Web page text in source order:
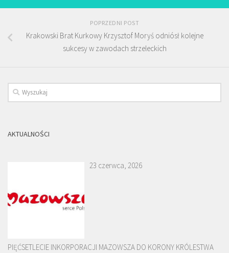
POPRZEDNI POST
Krakowski Brat Kurkowy Krzysztof Moryś odniósł kolejne
sukcesy w zawodach strzeleckich
AKTUALNOŚCI
23 czerwca, 2026
PIĘĆSETLECIE INKORPORACJI MAZOWSZA DO KORONY KRÓLESTWA